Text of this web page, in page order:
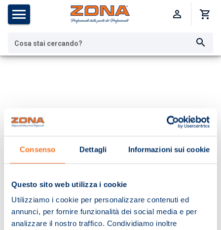
Consenso Dettagli Informazioni sui cookie
Questo sito web utilizza i cookie
Utilizziamo i cookie per personalizzare contenuti ed
annunci, per fornire funzionalità dei social media e per
analizzare il nostro traffico. Condividiamo inoltre
Cosa stai cercando?